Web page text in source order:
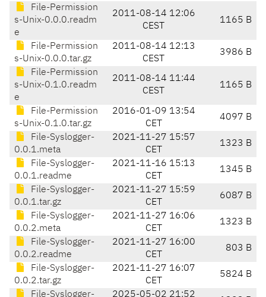
File-Permission
s-Unix-0.0.0.readm
e
2011-08-14 12:06
CEST
1165 B
File-Permission
s-Unix-0.0.0.tar.gz
2011-08-14 12:13
CEST
3986 B
File-Permission
s-Unix-0.1.0.readm
e
2011-08-14 11:44
CEST
1165 B
File-Permission
s-Unix-0.1.0.tar.gz
2016-01-09 13:54
CET
4097 B
File-Syslogger-
0.0.1.meta
2021-11-27 15:57
CET
1323 B
File-Syslogger-
0.0.1.readme
2021-11-16 15:13
CET
1345 B
File-Syslogger-
0.0.1.tar.gz
2021-11-27 15:59
CET
6087 B
File-Syslogger-
0.0.2.meta
2021-11-27 16:06
CET
1323 B
File-Syslogger-
0.0.2.readme
2021-11-27 16:00
CET
803 B
File-Syslogger-
0.0.2.tar.gz
2021-11-27 16:07
CET
5824 B
File-Syslogger-
2025-05-02 21:52